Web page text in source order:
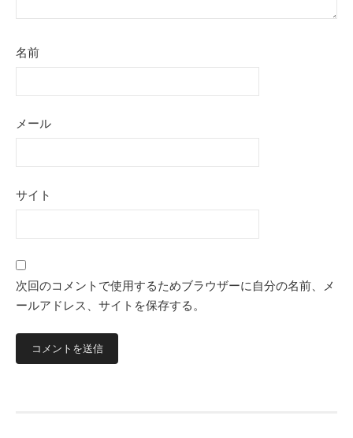
名前
メール
サイト
次回のコメントで使用するためブラウザーに自分の名前、メ
ールアドレス、サイトを保存する。